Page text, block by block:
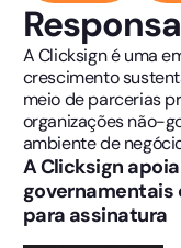
A Clicksign é uma
crescimento
meio de parcerias
organizações não-
ambiente de
A Clicksign
governamentais
para assinatura